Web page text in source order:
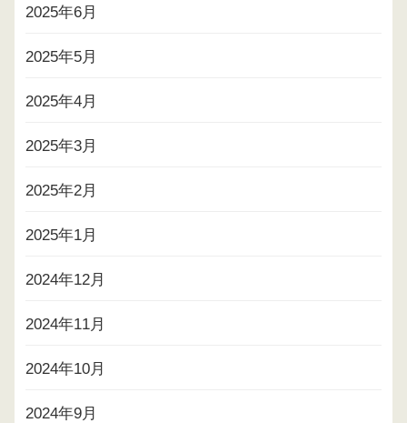
2025年6月
2025年5月
2025年4月
2025年3月
2025年2月
2025年1月
2024年12月
2024年11月
2024年10月
2024年9月